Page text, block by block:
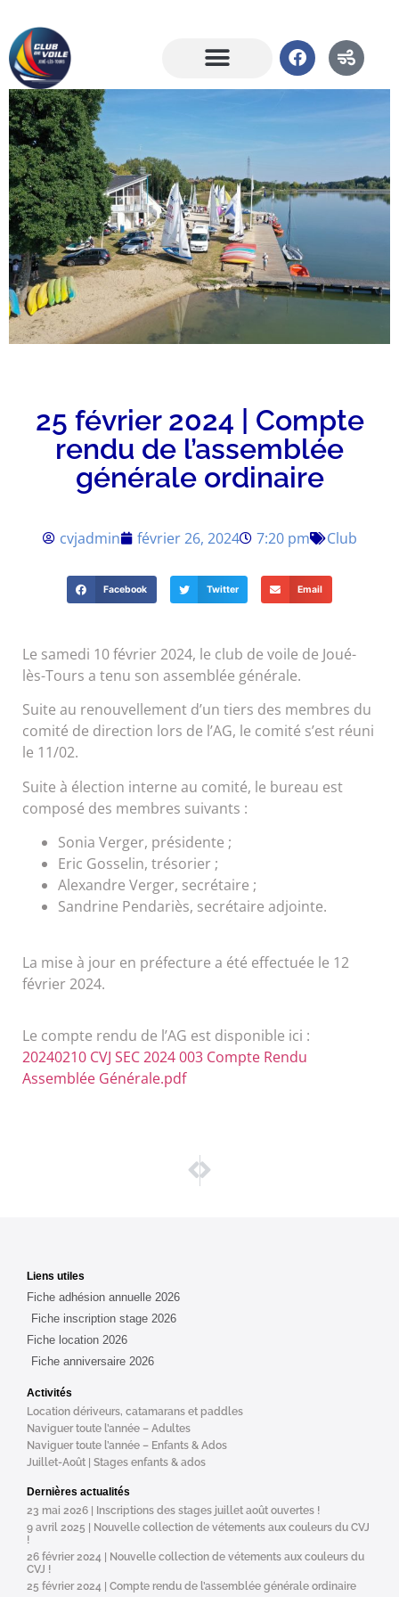
25 février 2024 | Compte
rendu de l’assemblée
générale ordinaire
cvjadmin février 26, 2024 7:20 pm Club
Facebook Twitter Email
Le samedi 10 février 2024, le club de voile de Joué-
lès-Tours a tenu son assemblée générale.
Suite au renouvellement d’un tiers des membres du
comité de direction lors de l’AG, le comité s’est réuni
le 11/02.
Suite à élection interne au comité, le bureau est
composé des membres suivants :
Sonia Verger, présidente ;
Eric Gosselin, trésorier ;
Alexandre Verger, secrétaire ;
Sandrine Pendariès, secrétaire adjointe.
La mise à jour en préfecture a été effectuée le 12
février 2024.
Le compte rendu de l’AG est disponible ici :
20240210 CVJ SEC 2024 003 Compte Rendu
Assemblée Générale.pdf
PRÉCÉDENT
10 février 2024 | Convocation à
SUIVANT
26 février 2024 | Nouvelle collection de
Liens utiles
Fiche adhésion annuelle 2026
Fiche inscription stage 2026
Fiche location 2026
Fiche anniversaire 2026
Activités
Location dériveurs, catamarans et paddles
Naviguer toute l’année – Adultes
Naviguer toute l’année – Enfants & Ados
Juillet-Août | Stages enfants & ados
Dernières actualités
23 mai 2026 | Inscriptions des stages juillet août ouvertes !
9 avril 2025 | Nouvelle collection de vétements aux couleurs du CVJ
!
26 février 2024 | Nouvelle collection de vétements aux couleurs du
CVJ !
25 février 2024 | Compte rendu de l’assemblée générale ordinaire